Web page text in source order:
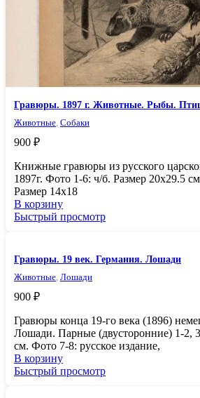
Гравюры. 1897 г. Животные. Рыбы.
Животные Собаки
900 ₽
Книжные гравюры из русского
1897г. Фото 1-6: ч/б. Размер 20х29.5
Размер 14х18
В корзину
Быстрый просмотр
Гравюры. 19 век. Германия. Лошади
Животные Лошади
900 ₽
Гравюры конца 19-го века (1896)
Лошади. Парные (двусторонние) 1-2,
см. Фото 7-8: русское издание,
В корзину
Быстрый просмотр